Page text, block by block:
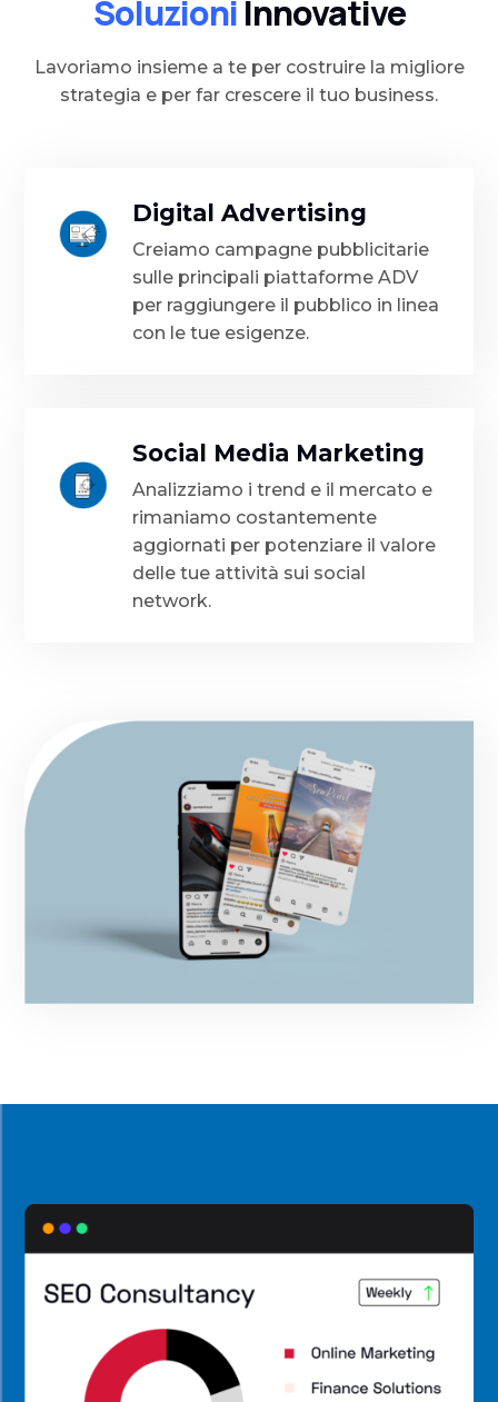
SoluzioniInnovative
Lavoriamo insieme a te per costruire la migliore
strategia e per far crescere il tuo business.
Digital Advertising
Creiamo campagne pubblicitarie
sulle principali piattaforme ADV
per raggiungere il pubblico in linea
con le tue esigenze.
Social Media Marketing
Analizziamo i trend e il mercato e
rimaniamo costantemente
aggiornati per potenziare il valore
delle tue attività sui social
network.